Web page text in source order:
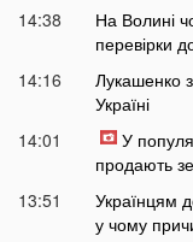
14:38
На Волині
перевірки
14:16
Лукашенко
Україні
14:01
У
продають
13:51
Українцям
у чому